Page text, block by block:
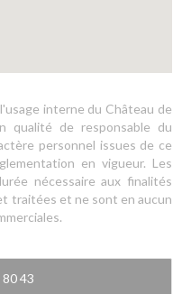
interne du Château de
qualité de responsable du
personnel issues de ce
en vigueur. Les
nécessaire aux finalités
traitées et ne sont en aucun
80 43